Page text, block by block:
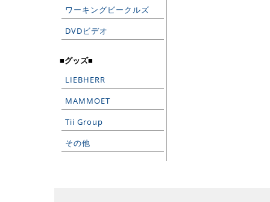
ワーキングビークルズ
DVDビデオ
■グッズ■
LIEBHERR
MAMMOET
Tii Group
その他